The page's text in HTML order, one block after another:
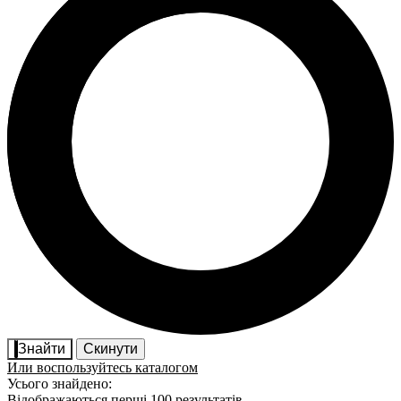
Знайти
Скинути
Или воспользуйтесь каталогом
Усього знайдено: